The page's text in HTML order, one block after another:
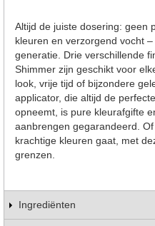
Altijd de juiste dosering: geen
kleuren en verzorgend vocht
generatie. Drie verschillende
Shimmer zijn geschikt voor
look, vrije tijd of bijzondere
applicator, die altijd de
opneemt, is pure kleurafgifte
aanbrengen gegarandeerd.
krachtige kleuren gaat, met
grenzen.
Ingrediënten